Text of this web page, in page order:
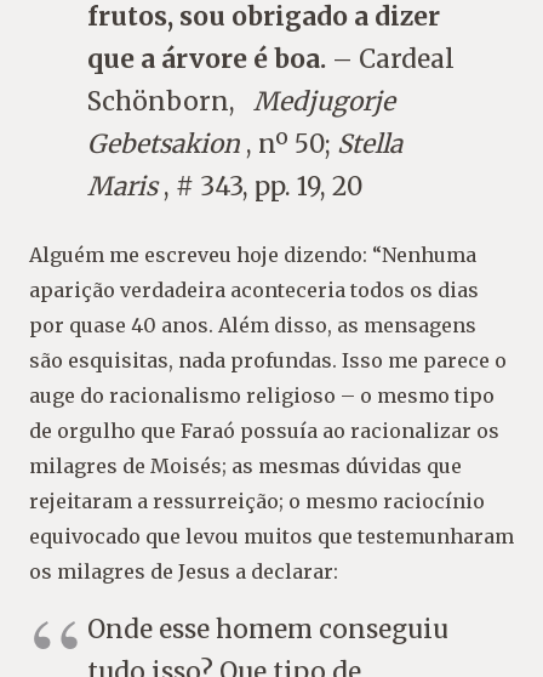
frutos, sou obrigado a dizer
que a árvore é boa. – Cardeal
Schönborn, Medjugorje
Gebetsakion , nº 50; Stella
Maris, # 343, pp. 19, 20
Alguém me escreveu hoje dizendo: “Nenhuma
aparição verdadeira aconteceria todos os dias
por quase 40 anos. Além disso, as mensagens
são esquisitas, nada profundas. Isso me parece o
auge do racionalismo religioso – o mesmo tipo
de orgulho que Faraó possuía ao racionalizar os
milagres de Moisés; as mesmas dúvidas que
rejeitaram a ressurreição; o mesmo raciocínio
equivocado que levou muitos que testemunharam
os milagres de Jesus a declarar:
Onde esse homem conseguiu